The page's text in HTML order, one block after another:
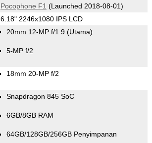
Pocophone F1 (Launched 2018-08-01)
6.18" 2246x1080 IPS LCD
20mm 12-MP f/1.9 (Utama)
5-MP f/2
18mm 20-MP f/2
Snapdragon 845 SoC
6GB/8GB RAM
64GB/128GB/256GB Penyimpanan